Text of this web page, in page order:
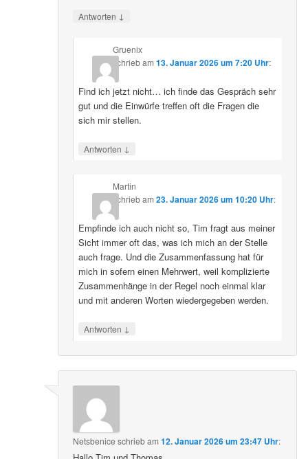
Antworten ↓
Gruenix
schriebam 13. Januar 2026 um 7:20 Uhr:
Find ich jetzt nicht… ich finde das Gespräch sehr
gut und die Einwürfe treffen oft die Fragen die
sich mir stellen.
Antworten ↓
Martin
schriebam 23. Januar 2026 um 10:20 Uhr:
Empfinde ich auch nicht so, Tim fragt aus meiner
Sicht immer oft das, was ich mich an der Stelle
auch frage. Und die Zusammenfassung hat für
mich in sofern einen Mehrwert, weil komplizierte
Zusammenhänge in der Regel noch einmal klar
und mit anderen Worten wiedergegeben werden.
Antworten ↓
Netsbenice schriebam12. Januar 2026 um 23:47 Uhr: